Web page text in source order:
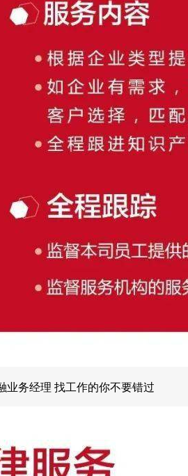
业务经理 找工作的你不要错过